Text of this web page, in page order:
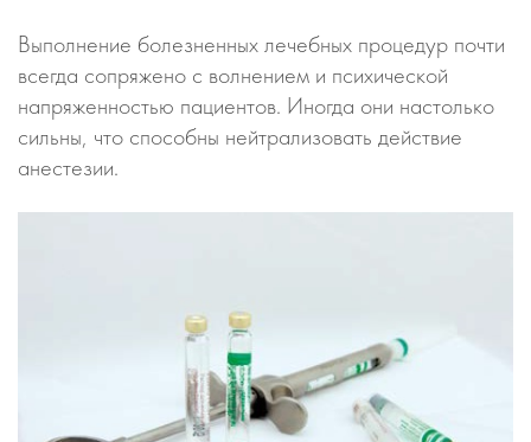
Выполнение болезненных лечебных процедур почти
всегда сопряжено с волнением и психической
напряженностью пациентов. Иногда они настолько
сильны, что способны нейтрализовать действие
анестезии.